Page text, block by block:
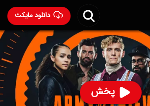
دانلود مایکت
پخش
فارسی- Army of Thieves 2021
رده سنی ۱۸+